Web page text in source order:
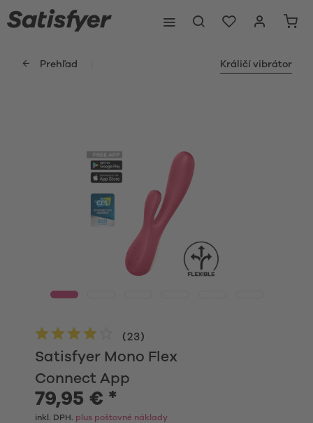
Prehľad Králičí vibrátor
Satisfyer Mono Flex
Connect App
(23)
79,95 € *
inkl. DPH. plus poštovné náklady